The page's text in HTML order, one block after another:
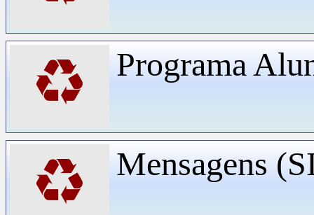
♻ Programa
♻ Mensagens